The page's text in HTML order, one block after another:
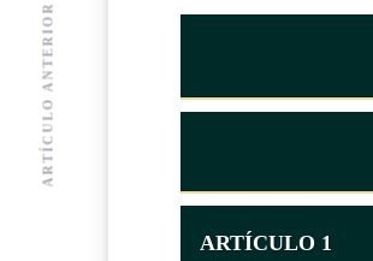
ARTÍCULO 1
ARTÍCULO ANTERIOR